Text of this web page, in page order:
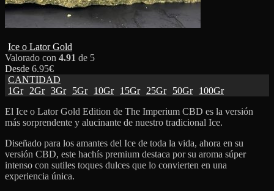
Ice o Lator Gold
Valorado con 4.91 de 5
Desde 6.95€
CANTIDAD
1Gr
2Gr 3Gr 5Gr 10Gr 15Gr 25Gr 50Gr
100Gr
El Ice o Lator Gold Edition de The Imperium CBD es la versión
más sorprendente y alucinante de nuestro tradicional Ice.
Diseñado para los amantes del Ice de toda la vida, ahora en su
versión CBD, este hachís premium destaca por su aroma súper
intenso con sutiles toques dulces que lo convierten en una
experiencia única.